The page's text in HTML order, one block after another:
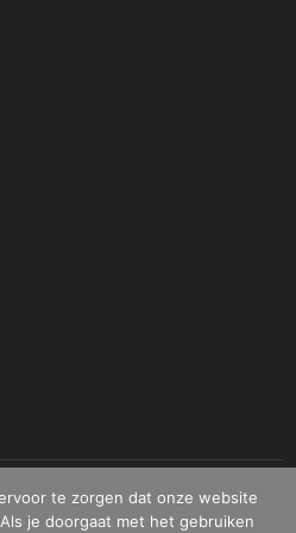
All Rights Reserved.
te zorgen dat onze website
je doorgaat met het gebruiken